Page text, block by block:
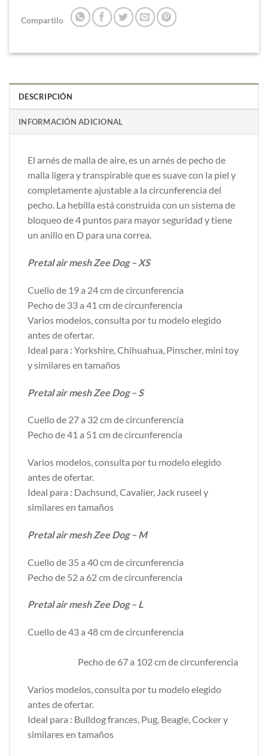
Compartilo
DESCRIPCIÓN
INFORMACIÓN ADICIONAL
El arnés de malla de aire, es un arnés de pecho de
malla ligera y transpirable que es suave con la piel y
completamente ajustable a la circunferencia del
pecho. La hebilla está construida con un sistema de
bloqueo de 4 puntos para mayor seguridad y tiene
un anillo en D para una correa.
Pretal air mesh Zee Dog – XS
Cuello de 19 a 24 cm de circunferencia
Pecho de 33 a 41 cm de circunferencia
Varios modelos, consulta por tu modelo elegido
antes de ofertar.
Ideal para : Yorkshire, Chihuahua, Pinscher, mini toy
y similares en tamaños
Pretal air mesh Zee Dog – S
Cuello de 27 a 32 cm de circunferencia
Pecho de 41 a 51 cm de circunferencia
Varios modelos, consulta por tu modelo elegido
antes de ofertar.
Ideal para : Dachsund, Cavalier, Jack ruseel y
similares en tamaños
Pretal air mesh Zee Dog – M
Cuello de 35 a 40 cm de circunferencia
Pecho de 52 a 62 cm de circunferencia
Pretal air mesh Zee Dog – L
Cuello de 43 a 48 cm de circunferencia
Pecho de 67 a 102 cm de circunferencia
Varios modelos, consulta por tu modelo elegido
antes de ofertar.
Ideal para : Bulldog frances, Pug, Beagle, Cocker y
similares en tamaños